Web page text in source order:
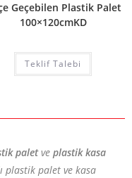
Geçebilen Plastik Palet
100×120cmKD
Teklif Talebi
paletve plastik kasa
plastik palet ve kasa